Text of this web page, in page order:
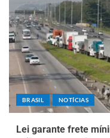
BRASIL NOTÍCIAS
Lei garante frete